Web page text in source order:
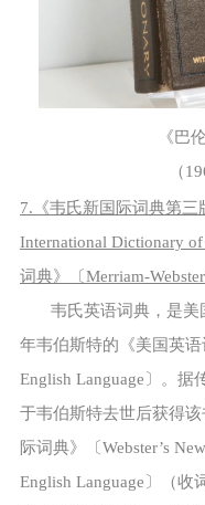
《巴
（
7.《韦氏新国际词典第三
International Dictionary
词典》〔Merriam-
韦氏英语词典，是美
年韦伯斯特的《美国英
English Language〕。据
于韦伯斯特去世后获得
际词典》〔Webster’s
English Language〕（收